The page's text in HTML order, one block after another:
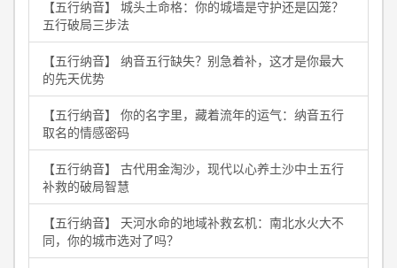
【五行纳音】 城头土命格：你的城墙是守护还是囚笼？
五行破局三步法
【五行纳音】 纳音五行缺失？别急着补，这才是你最大
的先天优势
【五行纳音】 你的名字里，藏着流年的运气：纳音五行
取名的情感密码
【五行纳音】 古代用金淘沙，现代以心养土沙中土五行
补救的破局智慧
【五行纳音】 天河水命的地域补救玄机：南北水火大不
同，你的城市选对了吗？